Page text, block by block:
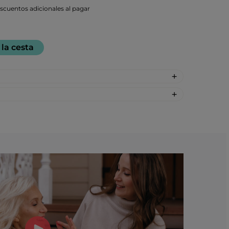
adicionales al pagar
cesta
(sabor natural), Extracto de uva (para